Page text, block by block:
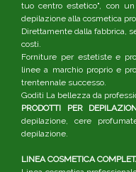
tuo centro estetico", con
depilazione alla cosmetica
Direttamente dalla fabbrica,
costi.
Forniture per estetiste e
linee a marchio proprio e
trentennale successo.
Goditi La bellezza da
PRODOTTI PER
depilazione, cere
depilazione.
LINEA COSMETICA